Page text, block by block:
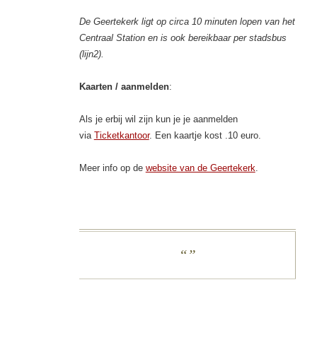
De Geertekerk ligt op circa 10 minuten lopen van het
Centraal Station en is ook bereikbaar per stadsbus
(lijn2).
Kaarten / aanmelden:
Als je erbij wil zijn kun je je aanmelden
via Ticketkantoor. Een kaartje kost .10 euro.
Meer info op de website van de Geertekerk